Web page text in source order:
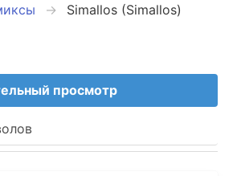
Simallos (Simallos)
просмотр